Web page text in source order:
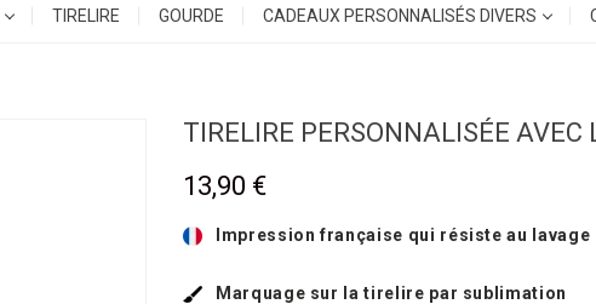
TIRELIRE GOURDE CADEAUX PERSONNALISÉS DIVERS
TIRELIRE PERSONNALISÉE AVEC
13,90 €
Impression française qui résiste au lavage
Marquage sur la tirelire par sublimation